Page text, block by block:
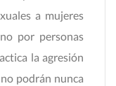
a mujeres
por personas
la agresión
podrán nunca